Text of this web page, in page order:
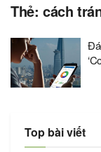
Thẻ: cách
Top bài viết